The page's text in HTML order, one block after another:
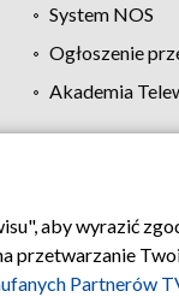
System NOS
Ogłoszenie
Akademia
Regulamin TVP
aby wyrazić
przetwarzanie
Partnerów